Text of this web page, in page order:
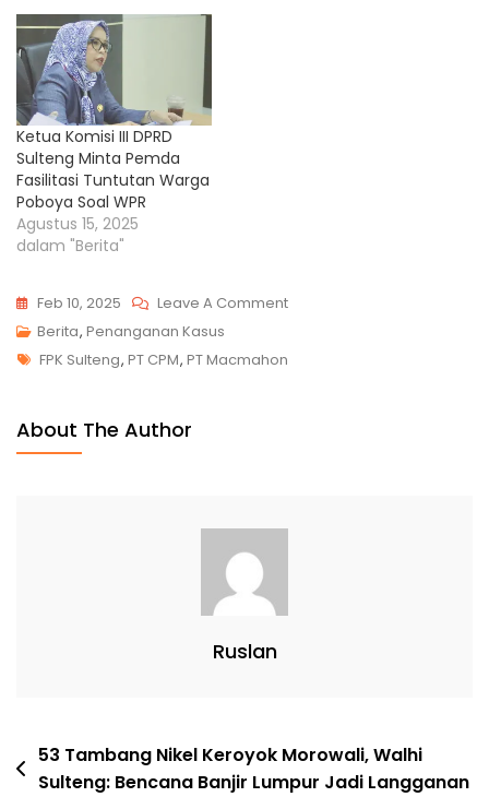
Ketua Komisi III DPRD
Sulteng Minta Pemda
Fasilitasi Tuntutan Warga
Poboya Soal WPR
Agustus 15, 2025
dalam "Berita"
Feb 10, 2025
Leave A Comment
Berita, Penanganan Kasus
FPK Sulteng, PT CPM, PT Macmahon
About The Author
Ruslan
53 Tambang Nikel Keroyok Morowali, Walhi
Sulteng: Bencana Banjir Lumpur Jadi Langganan